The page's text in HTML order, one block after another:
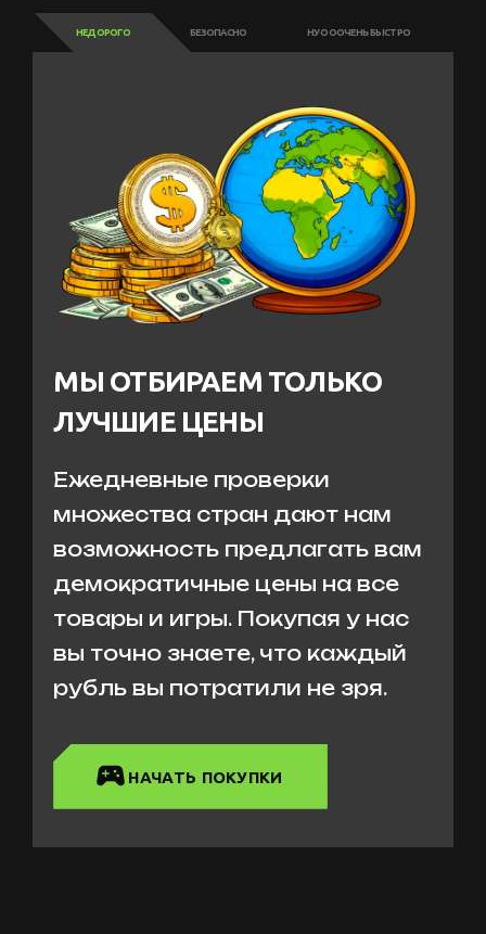
НЕДОРОГО БЕЗОПАСНО НУ ОООЧЕНЬ БЫСТРО
МЫ ОТБИРАЕМ ТОЛЬКО
ЛУЧШИЕ ЦЕНЫ
Ежедневные проверки
множества стран дают нам
возможность предлагать вам
демократичные цены на все
товары и игры. Покупая у нас
вы точно знаете, что каждый
рубль вы потратили не зря.
НАЧАТЬ ПОКУПКИ